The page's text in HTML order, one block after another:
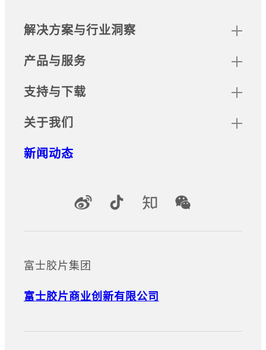
网站地图
解决方案与行业洞察
产品与服务
支持与下载
关于我们
新闻动态
官方社交媒体账号
富士胶片集团
富士胶片商业创新有限公司